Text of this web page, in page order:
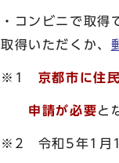
・コンビニで取得
取得いただくか、
※1 京都市に住
申請が必要と
※2 令和5年1月17